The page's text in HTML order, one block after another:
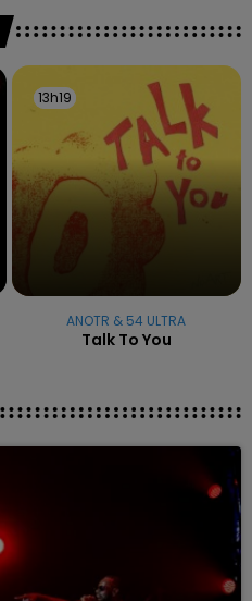
13h19
13h19
ANOTR & 54 ULTRA
Talk To You